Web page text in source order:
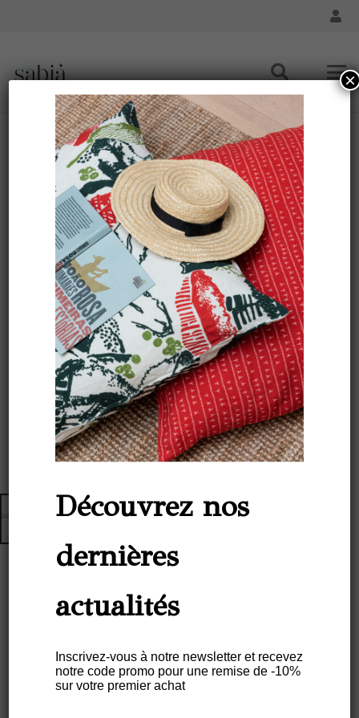
Trousse ME LEVA M Lin – Motif ARRASTA-PÉ couleur
vert FOLHA
/Accessoires - Trousse/ Trousse ME LEVA M Lin
– Motif ARRASTA-PÉ couleur vert FOLHA
Trousse ME LEVA M Lin –
Vert FOLHA
Découvrez nos
dernières
actualités
Inscrivez-vous à notre newsletter et recevez
notre code promo pour une remise de -10%
sur votre premier achat
×